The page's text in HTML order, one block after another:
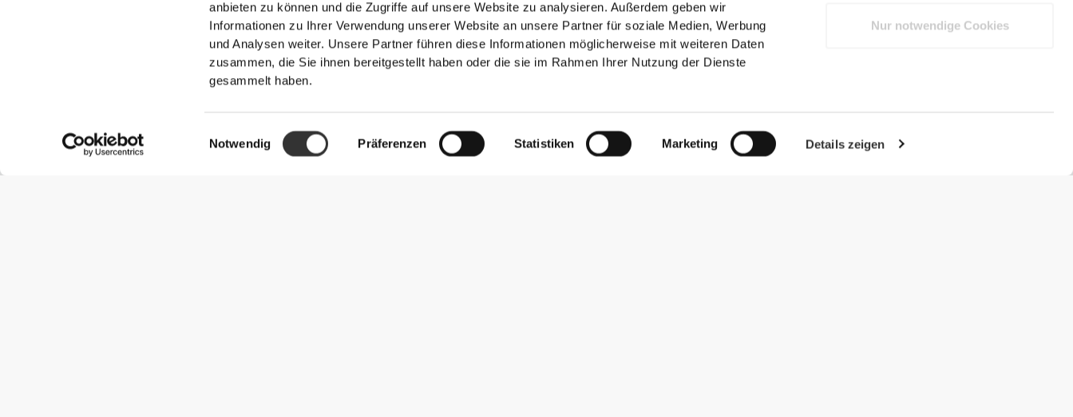
anbieten zu können und die Zugriffe auf unsere Website zu analysieren. Außerdem geben wir
Informationen zu Ihrer Verwendung unserer Website an unsere Partner für soziale Medien, Werbung
und Analysen weiter. Unsere Partner führen diese Informationen möglicherweise mit weiteren Daten
zusammen, die Sie ihnen bereitgestellt haben oder die sie im Rahmen Ihrer Nutzung der Dienste
gesammelt haben.
Einwilligungsauswahl
Notwendig Präferenzen Statistiken Marketing Details zeigen
Nur notwendige Cookies